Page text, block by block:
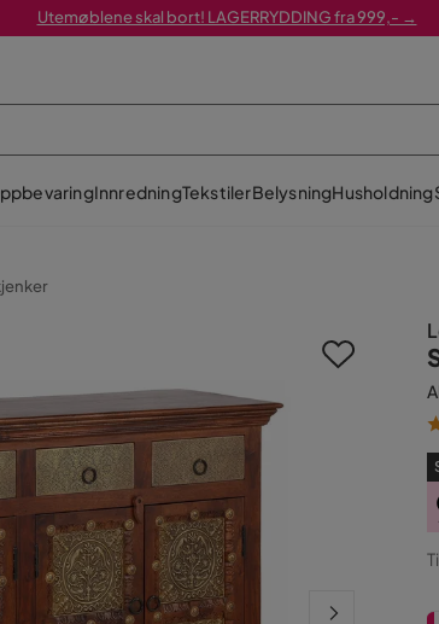
Utemøblene skal bort! LAGERRYDDING fra 999,- →
InnredningTekstilerBelysningHusholdning